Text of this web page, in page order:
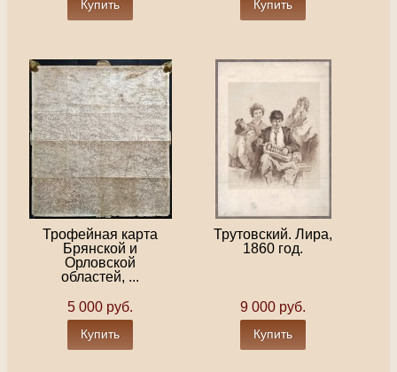
Купить Купить
Трофейная карта
Брянской и
Орловской
областей, ...
5 000 руб.
Купить
Трутовский. Лира,
1860 год.
9 000 руб.
Купить